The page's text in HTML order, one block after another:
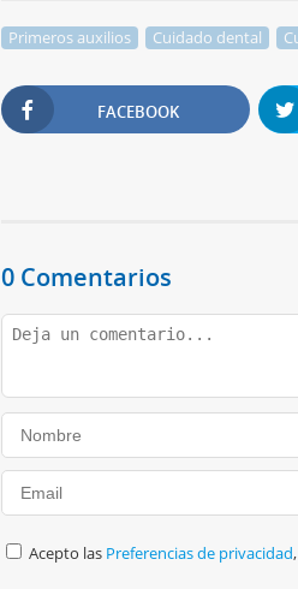
Primeros auxilios Cuidado dental
FACEBOOK
0 Comentarios
Acepto las Preferencias de privacidad